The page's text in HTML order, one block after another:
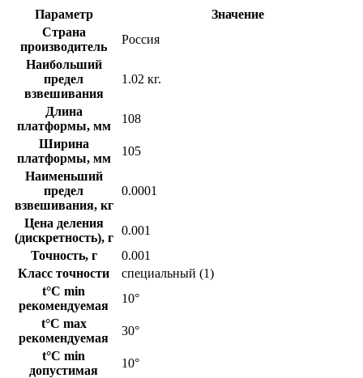
Параметр
Значение
Страна
производитель
Россия
Наибольший
предел
взвешивания
1.02 кг.
Длина
платформы, мм
108
Ширина
платформы, мм
105
Наименьший
предел
взвешивания, кг
0.0001
Цена деления
(дискретность), г
0.001
Точность, г
0.001
Класс точности
cпециальный (1)
t°C min
рекомендуемая
10°
t°C max
рекомендуемая
30°
t°C min
допустимая
10°